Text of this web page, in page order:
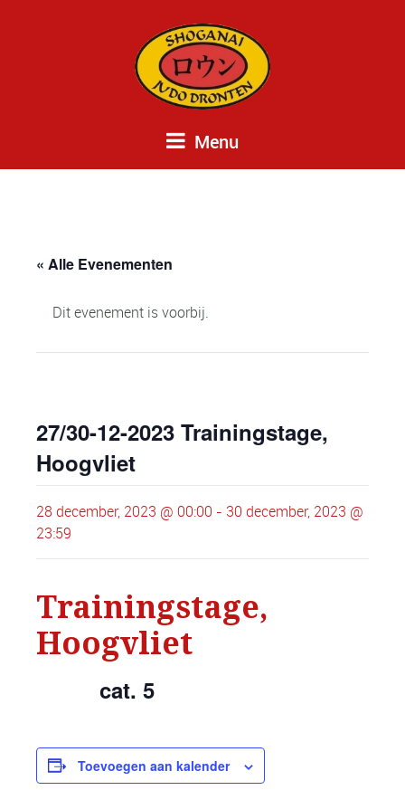
Menu
« Alle Evenementen
Dit evenement is voorbij.
27/30-12-2023 Trainingstage,
Hoogvliet
28 december, 2023 @ 00:00 - 30 december, 2023 @
23:59
Trainingstage,
Hoogvliet
cat. 5
Toevoegen aan kalender